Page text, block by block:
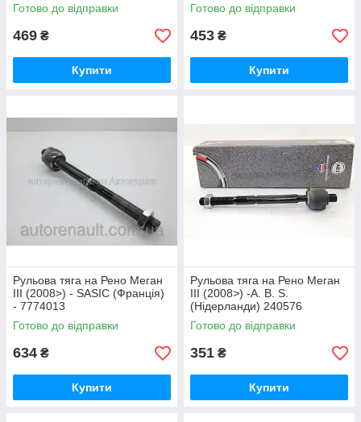
Готово до відправки
469 ₴
Купити
Готово до відправки
453 ₴
Купити
Рульова тяга на Рено Меган
III (2008>) - SASIC (Франція)
- 7774013
Готово до відправки
634 ₴
Купити
Рульова тяга на Рено Меган
III (2008>) -A. B. S.
(Нідерланди) 240576
Готово до відправки
351 ₴
Купити